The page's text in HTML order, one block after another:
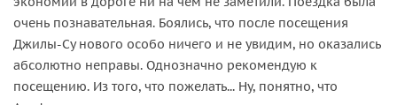
очень познавательная. Боялись, что после посещения
Джилы-Су нового особо ничего и не увидим, но оказались
абсолютно неправы. Однозначно рекомендую к
посещению. Из того, что пожелать... Ну, понятно, что